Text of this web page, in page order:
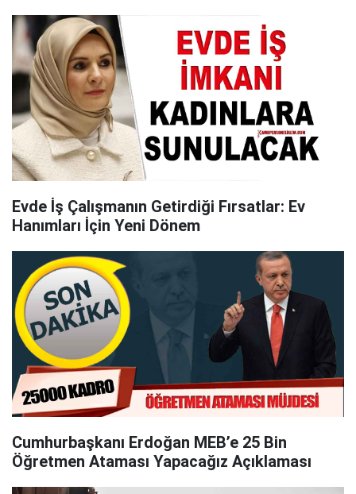
Evde İş Çalışmanın Getirdiği Fırsatlar: Ev
Hanımları İçin Yeni Dönem
Cumhurbaşkanı Erdoğan MEB’e 25 Bin
Öğretmen Ataması Yapacağız Açıklaması